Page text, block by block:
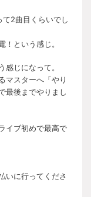
2曲目くらいでし
という感じ。
感じになって。
マスターへ「やり
最後までやりまし
イブ初めで最高で
いに行ってくださ